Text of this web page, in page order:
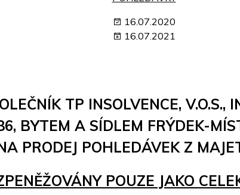
16.07.2020
16.07.2021
TP INSOLVENCE, V.O.S.,
BYTEM A SÍDLEM FRÝDEK-
PRODEJ POHLEDÁVEK Z
POUZE JAKO